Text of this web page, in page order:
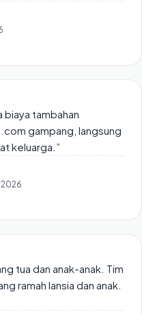
biaya tambahan
gampang, langsung
keluarga. ”
2026
tua dan anak-anak. Tim
ramah lansia dan anak.